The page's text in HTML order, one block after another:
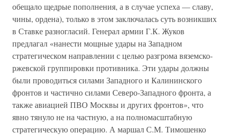
обещало щедрые пополнения, а в случае успеха — славу,
чины, ордена), только в этом заключалась суть возникших
в Ставке разногласий. Генерал армии Г.К. Жуков
предлагал «нанести мощные удары на Западном
стратегическом направлении с целью разгрома вяземско-
ржевской группировки противника. Эти удары должны
были проводиться силами Западного и Калининского
фронтов и частично силами Северо-Западного фронта, а
также авиацией ПВО Москвы и других фронтов», что
явно тянуло не на частную, а на полномасштабную
стратегическую операцию. А маршал С.М. Тимошенко